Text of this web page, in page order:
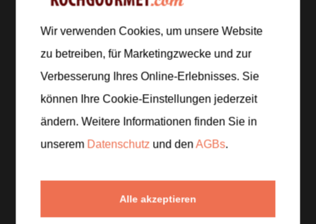
Zubereitung
Kartoffeln in Salzwasser gar kochen, ausdampfen
lassen und in Scheiben schneiden.
Wir verwenden Cookies, um unsere Website
zu betreiben, für Marketingzwecke und zur
Verbesserung Ihres Online-Erlebnisses. Sie
können Ihre Cookie-Einstellungen jederzeit
ändern. Weitere Informationen finden Sie in
unserem Datenschutz und denAGBs.
Alle akzeptieren